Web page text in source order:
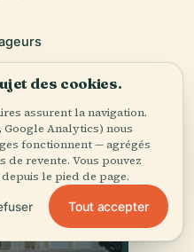
des cookies.
assurent la navigation.
Analytics) nous
fonctionnent — agrégés
de revente. Vous pouvez
le pied de page.
Tout accepter